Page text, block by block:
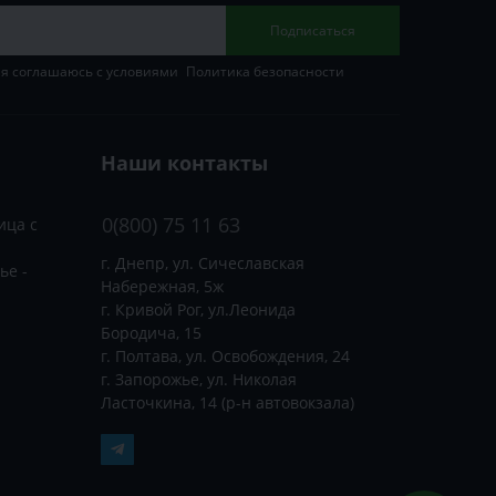
Подписаться
соглашаюсь с условиями Политика безопасности
с
-
Наши контакты
0(800) 75 11 63
г. Днепр, ул. Сичеславская
Набережная, 5ж
г. Кривой Рог, ул.Леонида
Бородича, 15
г. Полтава, ул. Освобождения, 24
г. Запорожье, ул. Николая
Ласточкина, 14 (р-н автовокзала)